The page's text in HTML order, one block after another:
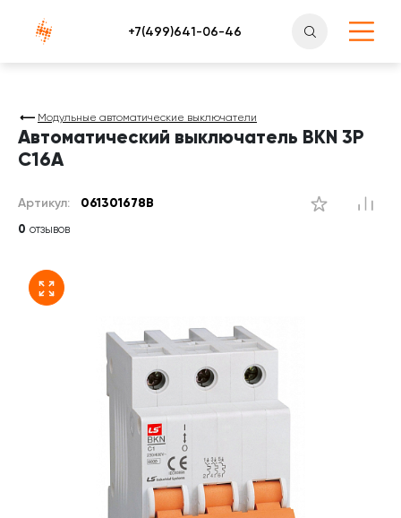
Атлантснаб
Модульные автоматические выключатели
Автоматический выключатель BKN 3P
C16A
Артикул: 061301678B